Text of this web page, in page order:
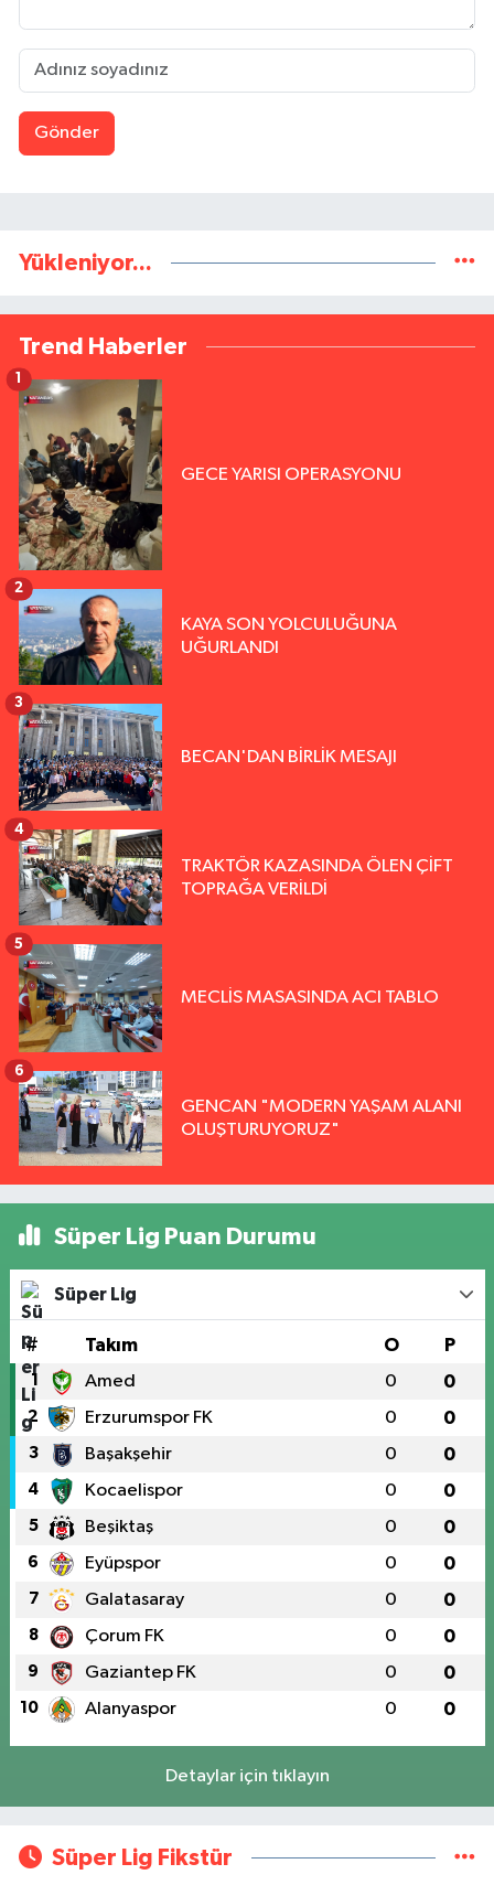
Gönder
Yükleniyor...
Trend Haberler
GECE YARISI OPERASYONU
1
KAYA SON YOLCULUĞUNA
UĞURLANDI
2
BECAN'DAN BİRLİK MESAJI
3
TRAKTÖR KAZASINDA ÖLEN ÇİFT
TOPRAĞA VERİLDİ
4
MECLİS MASASINDA ACI TABLO
5
GENCAN "MODERN YAŞAM ALANI
OLUŞTURUYORUZ"
6
Süper Lig Puan Durumu
Süper Lig
# Takım O P
1 Amed 0 0
2 Erzurumspor FK 0 0
3 Başakşehir 0 0
4 Kocaelispor 0 0
5 Beşiktaş 0 0
6 Eyüpspor 0 0
7 Galatasaray 0 0
8 Çorum FK 0 0
9 Gaziantep FK 0 0
10 Alanyaspor 0 0
Detaylar için tıklayın
Süper Lig Fikstür